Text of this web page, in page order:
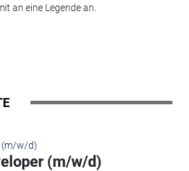
an eine Legende an.
(m/w/d)